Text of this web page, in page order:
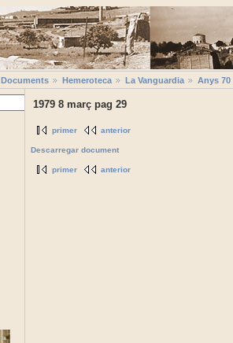
Documents Hemeroteca La Vanguardia Anys 70
1979 8 març pag 29
primer anterior
Descarregar document
primer anterior